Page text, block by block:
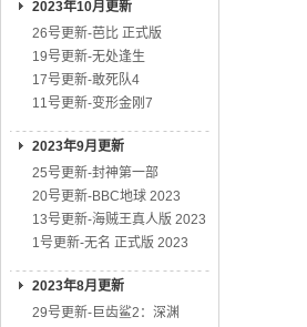
2023年10月更新
26号更新-芭比 正式版
19号更新-无处逢生
17号更新-敢死队4
11号更新-变形金刚7
2023年9月更新
25号更新-封神第一部
20号更新-BBC地球 2023
13号更新-海贼王真人版 2023
1号更新-无名 正式版 2023
2023年8月更新
29号更新-巨齿鲨2：深渊